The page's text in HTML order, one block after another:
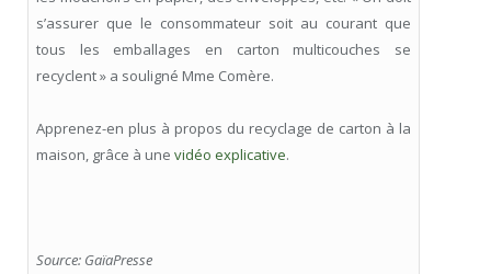
s’assurer que le consommateur soit au courant que
tous les emballages en carton multicouches se
recyclent » a souligné Mme Comère.
Apprenez-en plus à propos du recyclage de carton à la
maison, grâce à une vidéo explicative.
Source: GaïaPresse